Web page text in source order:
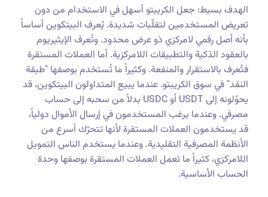
الهدف بسيط: جعل الكريبتو أسهل في الاستخدام من دون
تعريض المستخدمين لتقلّبات شديدة. يُعرف البيتكوين أساساً
بأنه أصل رقمي لامركزي ذو عرض محدود. وتُعرف الإيثيريوم
بالعقود الذكية والتطبيقات اللامركزية. أما العملات المستقرة
فتُعرف بالاستقرار والمنفعة. وكثيراً ما تُستخدم بوصفها "طبقة
النقد" في سوق الكريبتو. عندما يبيع المتداولون البيتكوين، قد
يحوّلونه إلى USDT أو USDC بدلاً من سحبه إلى حساب
مصرفي. وعندما يرغب المستخدمون في إرسال الأموال دولياً،
قد يستخدمون العملات المستقرة لأنها تتحرّك أسرع من
الأنظمة المصرفية التقليدية. وعندما يستخدم الناس التمويل
اللامركزي، كثيراً ما تعمل العملات المستقرة بوصفها وحدة
الحساب الأساسية.